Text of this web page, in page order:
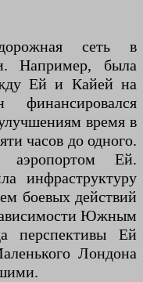
сеть в
Например, была
Ей и Кайей на
время в
часов до одного.
аэропортом Ей.
инфраструктуру
боевых действий
Южным
перспективы Ей
Лондона